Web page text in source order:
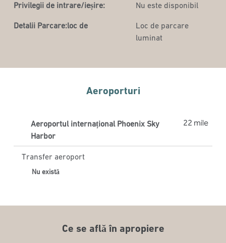
Privilegii de intrare/ieșire: Nu este disponibil
Detalii Parcare:loc de
Loc de parcare
luminat
Aeroporturi
Aeroportul internațional Phoenix Sky
Harbor
22 mile
Transfer aeroport
Nu există
Ce se află în apropiere